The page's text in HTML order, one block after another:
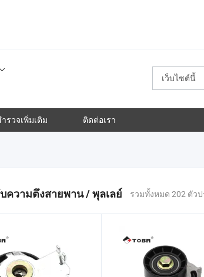
เว็บไซต์นี้
รวจเพิ่มเติม ติดต่อเรา
ความตึงสายพาน / พุลเลย์ รวมทั้งหมด 202 ตัว